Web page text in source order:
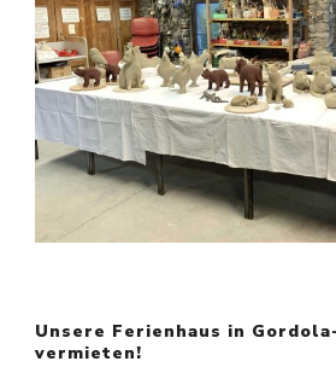
Unsere Ferienhaus in
vermieten!